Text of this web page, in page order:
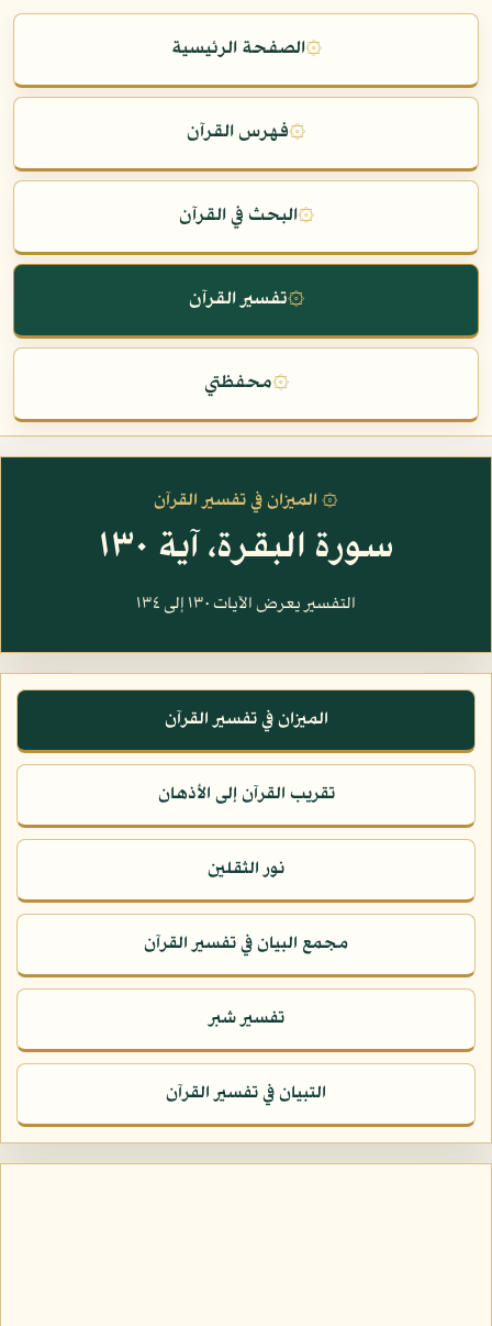
۞الصفحة الرئيسية
۞فهرس القرآن
۞البحث في القرآن
۞تفسير القرآن
۞محفظتي
۞ الميزان في تفسير القرآن
سورة البقرة، آية ١٣٠
التفسير يعرض الآيات ١٣٠ إلى ١٣٤
الميزان في تفسير القرآن
تقريب القرآن إلى الأذهان
نور الثقلين
مجمع البيان في تفسير القرآن
تفسير شبر
التبيان في تفسير القرآن